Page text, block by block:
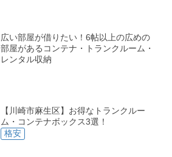
広い部屋が借りたい！6帖以上の広めの
部屋があるコンテナ・トランクルーム・
レンタル収納
【川崎市麻生区】お得なトランクルー
ム・コンテナボックス3選！
格安